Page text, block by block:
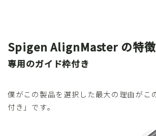
Spigen AlignMaster の特徴
専用のガイド枠付き
僕がこの製品を選択した最大の理由がこ
付き」です。